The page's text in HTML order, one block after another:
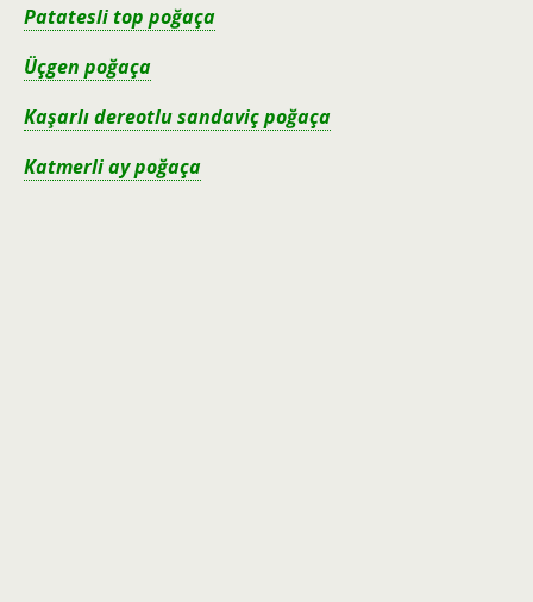
Patatesli top poğaça
Üçgen poğaça
Kaşarlı dereotlu sandaviç poğaça
Katmerli ay poğaça